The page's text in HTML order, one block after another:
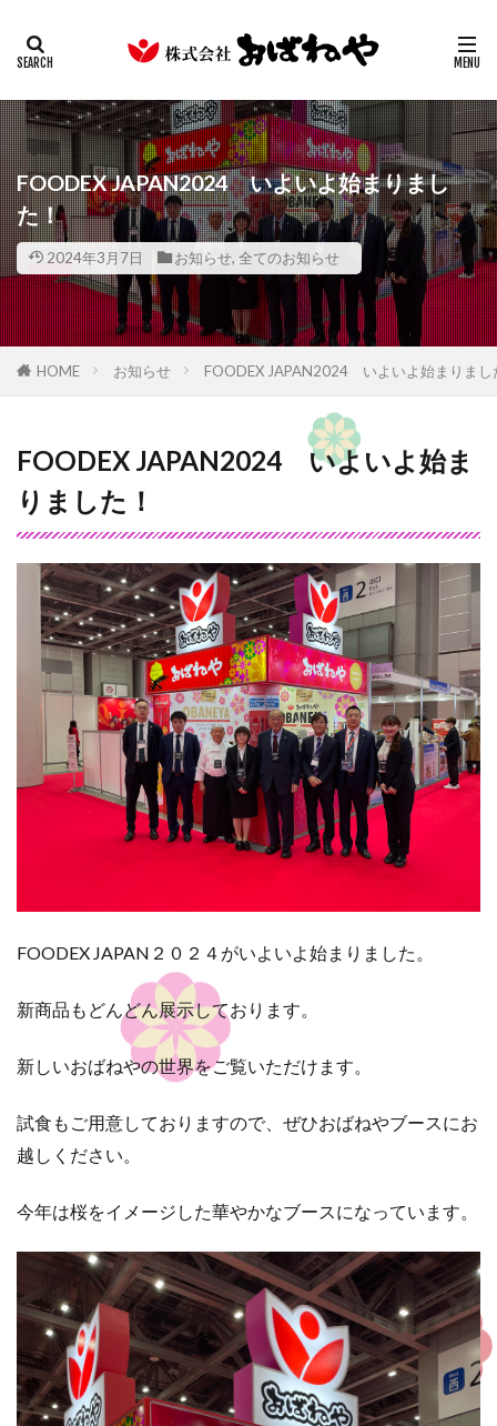
FOODEX JAPAN2024 いよいよ始まりまし
た！
2024年3月7日 お知らせ, 全てのお知らせ
HOME お知らせ FOODEX JAPAN2024 いよいよ始まりまし
FOODEX JAPAN2024 いよいよ始ま
りました！
FOODEX JAPAN２０２４がいよいよ始まりました。
新商品もどんどん展示しております。
新しいおばねやの世界をご覧いただけます。
試食もご用意しておりますので、ぜひおばねやブースにお
越しください。
今年は桜をイメージした華やかなブースになっています。
カテゴリー
検索